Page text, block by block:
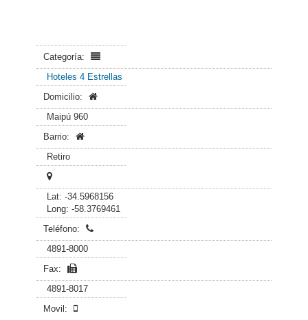
Categoría:
Hoteles 4 Estrellas
Domicilio:
Maipú 960
Barrio:
Retiro
Lat: -34.5968156
Long: -58.3769461
Teléfono:
4891-8000
Fax:
4891-8017
Movil: